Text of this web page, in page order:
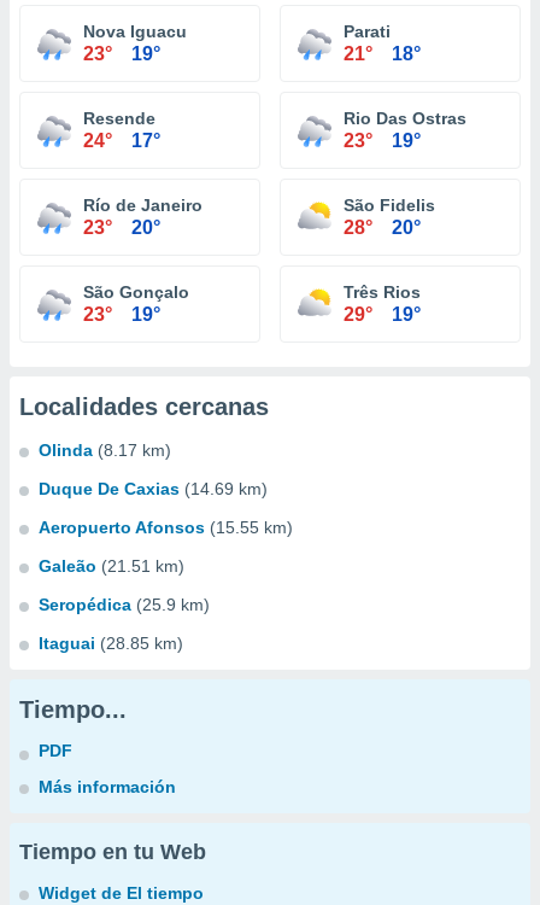
Nova Iguacu
23° 19°
Parati
21° 18°
Resende
24° 17°
Rio Das Ostras
23° 19°
Río de Janeiro
23° 20°
São Fidelis
28° 20°
São Gonçalo
23° 19°
Três Rios
29° 19°
Localidades cercanas
Olinda (8.17 km)
Duque De Caxias (14.69 km)
Aeropuerto Afonsos (15.55 km)
Galeão (21.51 km)
Seropédica (25.9 km)
Itaguai (28.85 km)
Tiempo...
PDF
Más información
Tiempo en tu Web
Widget de El tiempo